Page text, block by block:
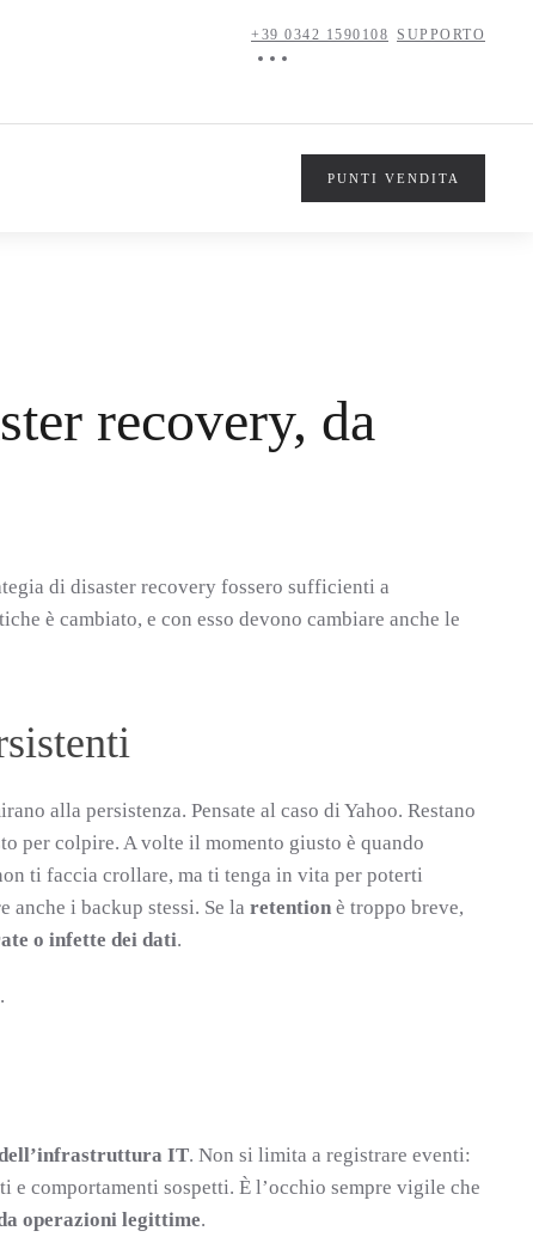
+39 0342 1590108 SUPPORTO
PUNTI VENDITA
recovery, da
di disaster recovery fossero sufficienti a
è cambiato, e con esso devono cambiare anche le
alla persistenza. Pensate al caso di Yahoo. Restano
per colpire. A volte il momento giusto è quando
ti faccia crollare, ma ti tenga in vita per poterti
anche i backup stessi. Se la retention è troppo breve,
o infette dei dati.
dell’infrastruttura IT. Non si limita a registrare eventi:
comportamenti sospetti. È l’occhio sempre vigile che
operazioni legittime.